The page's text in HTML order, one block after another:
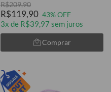
R$209,90
R$119,90 43% OFF
3x de R$39,97 sem juros
Comprar